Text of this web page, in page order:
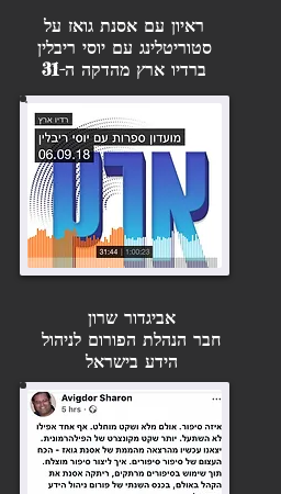
ראיון עם אסנת גואז על
סטוריטלינג עם יוסי ריבלין
ברדיו ארץ מהדקה ה-31
אביגדור שרון
חבר הנהלת הפורום לניהול
הידע בישראל